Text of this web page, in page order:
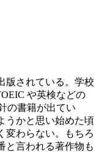
版されている。学校
や英検などの
の書籍が出てい
うかと思い始めた頃
変わらない。もちろ
と言われる著作物も